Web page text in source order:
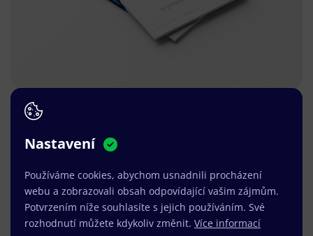
Nastavení
Používáme cookies, abychom usnadnili procházení
webu a zobrazovali obsah odpovídající vašim zájmům.
Potvrzením níže souhlasíte s jejich používáním. Své
rozhodnutí můžete kdykoliv změnit. Více informací